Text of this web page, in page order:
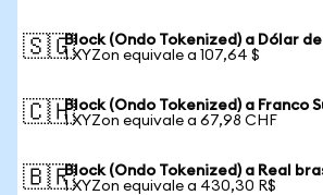
🇸🇬Block (Ondo Tokenized) a Dólar
1 XYZon equivale a 107,64 $
🇨🇭Block (Ondo Tokenized) a Franco
1 XYZon equivale a 67,98 CHF
🇧🇷Block (Ondo Tokenized) a Real
1 XYZon equivale a 430,30 R$